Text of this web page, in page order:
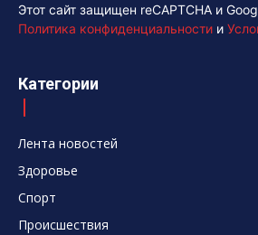
Этот сайт защищен reCAPTCHA и
Политика конфиденциальности и
Категории
Лента новостей
Здоровье
Спорт
Происшествия